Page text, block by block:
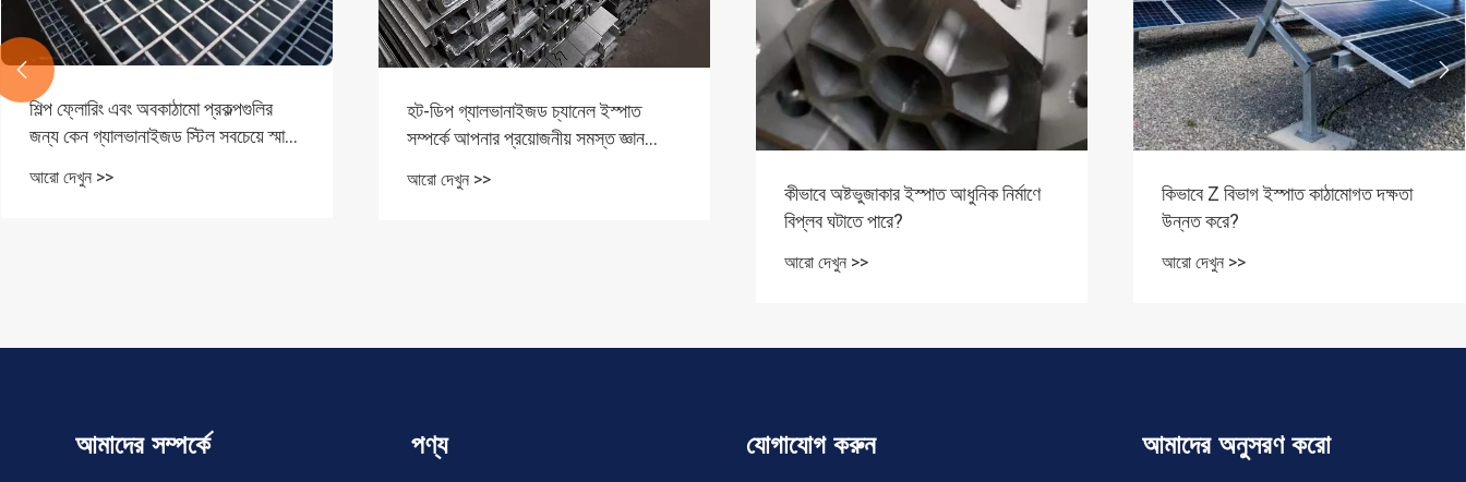
শিল্প ফ্লোরিং এবং অবকাঠামো প্রকল্পগুলির
জন্য কেন গ্যালভানাইজড স্টিল সবচেয়ে স্মার্ট
আরো দেখুন >>
হট-ডিপ গ্যালভানাইজড চ্যানেল ইস্পাত
সম্পর্কে আপনার প্রয়োজনীয় সমস্ত জ্ঞান
আরো দেখুন >>
কীভাবে অষ্টভুজাকার ইস্পাত আধুনিক নির্মাণে
বিপ্লব ঘটাতে পারে?
আরো দেখুন >>
কিভাবে Z বিভাগ ইস্পাত কাঠামোগত দক্ষতা
উন্নত করে?
আরো দেখুন >>
 
আমাদের সম্পর্কে পণ্য যোগাযোগ করুন আমাদের অনুসরণ করো